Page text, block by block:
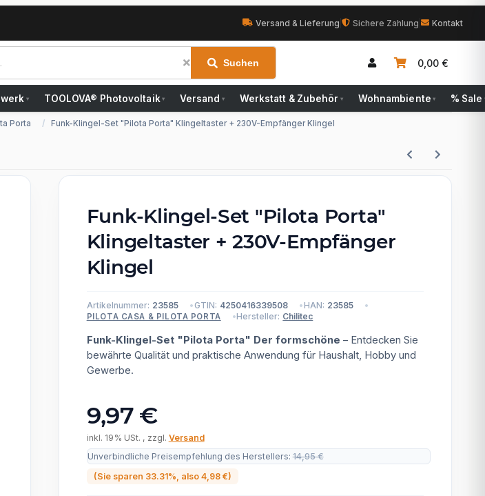
Versand & Lieferung Sichere Zahlung Kontakt
Suchen 0,00 €
▾ TOOLOVA® Photovoltaik ▾ Versand ▾ Werkstatt & Zubehör ▾ Wohnambiente ▾ % Sale
Porta Funk-Klingel-Set "Pilota Porta" Klingeltaster + 230V-Empfänger Klingel
Funk-Klingel-Set "Pilota Porta"
Klingeltaster + 230V-Empfänger
Klingel
Artikelnummer: 23585 GTIN: 4250416339508 HAN: 23585
PILOTA CASA & PILOTA PORTA Hersteller: Chilitec
Funk-Klingel-Set "Pilota Porta" Der formschöne – Entdecken Sie
bewährte Qualität und praktische Anwendung für Haushalt, Hobby und
Gewerbe.
9,97 €
inkl. 19% USt. , zzgl. Versand
Unverbindliche Preisempfehlung des Herstellers:14,95 €
(Sie sparen 33.31% , also 4,98 €)